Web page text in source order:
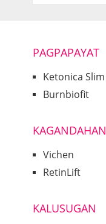
PAGPAPAYAT
Ketonica Slim
Burnbiofit
KAGANDAHAN
Vichen
RetinLift
KALUSUGAN